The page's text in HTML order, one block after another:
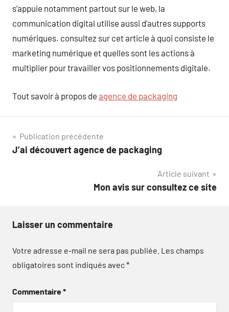
s’appuie notamment partout sur le web, la
communication digital utilise aussi d’autres supports
numériques. consultez sur cet article à quoi consiste le
marketing numérique et quelles sont les actions à
multiplier pour travailler vos positionnements digitale.
Tout savoir à propos de agence de packaging
Navigation
de
Publication précédente
J’ai découvert agence de packaging
Article suivant
Mon avis sur consultez ce site
Laisser un commentaire
Votre adresse e-mail ne sera pas publiée. Les champs
obligatoires sont indiqués avec*
Commentaire*